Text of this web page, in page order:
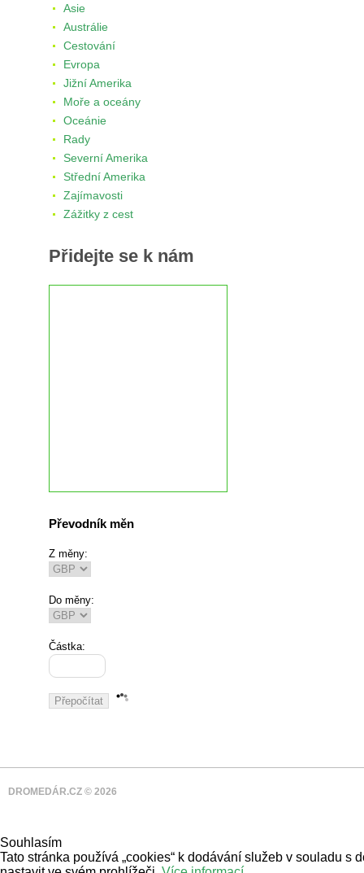
Asie
Austrálie
Cestování
Evropa
Jižní Amerika
Moře a oceány
Oceánie
Rady
Severní Amerika
Střední Amerika
Zajímavosti
Zážitky z cest
Přidejte se k nám
Převodník měn
Z měny:
Do měny:
Částka:
DROMEDÁR.CZ © 2026
Souhlasím
Tato stránka používá „cookies“ k dodávání služeb v souladu s